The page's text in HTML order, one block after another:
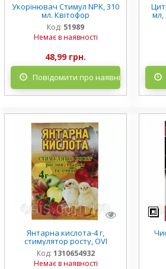
Укорінювач Стимул NPK, 310
мл. Квітофор
Код: 51989
Немає в наявності
48,99 грн.
Повідомити про наявність
мл,
Янтарна кислота-4 г,
стимулятор росту, OVI
Код: 1310654932
Немає в наявності